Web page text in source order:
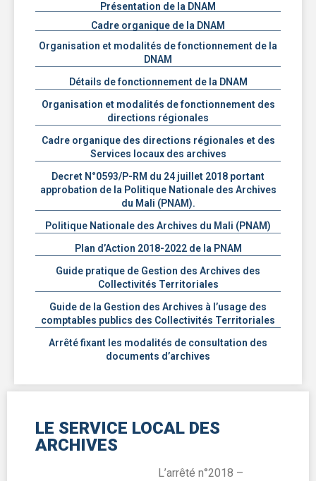
Présentation de la DNAM
Cadre organique de la DNAM
Organisation et modalités de fonctionnement de la
DNAM
Détails de fonctionnement de la DNAM
Organisation et modalités de fonctionnement des
directions régionales
Cadre organique des directions régionales et des
Services locaux des archives
Decret N°0593/P-RM du 24 juillet 2018 portant
approbation de la Politique Nationale des Archives
du Mali (PNAM).
Politique Nationale des Archives du Mali (PNAM)
Plan d’Action 2018-2022 de la PNAM
Guide pratique de Gestion des Archives des
Collectivités Territoriales
Guide de la Gestion des Archives à l’usage des
comptables publics des Collectivités Territoriales
Arrêté fixant les modalités de consultation des
documents d’archives
LE SERVICE LOCAL DES
ARCHIVES
L’arrêté n°2018 –